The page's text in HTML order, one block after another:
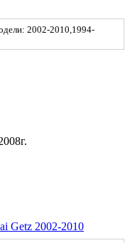
2002-2010,1994-
Getz 2002-2010